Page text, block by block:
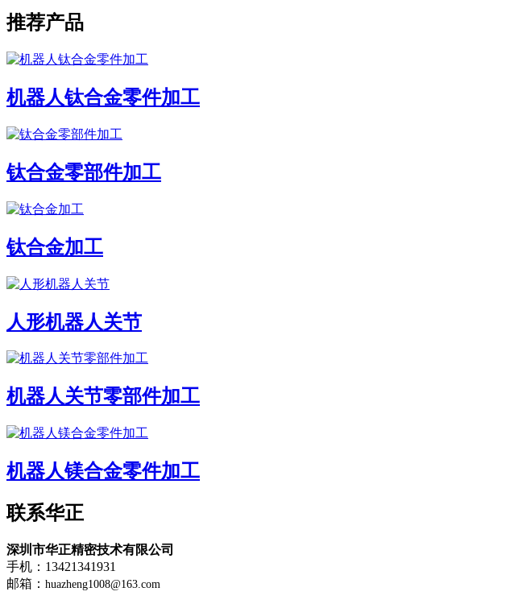
推荐产品
机器人钛合金零件加工
钛合金零部件加工
钛合金加工
人形机器人关节
机器人关节零部件加工
机器人镁合金零件加工
联系华正
深圳市华正精密技术有限公司
手机：13421341931
邮箱： huazheng1008@163.com